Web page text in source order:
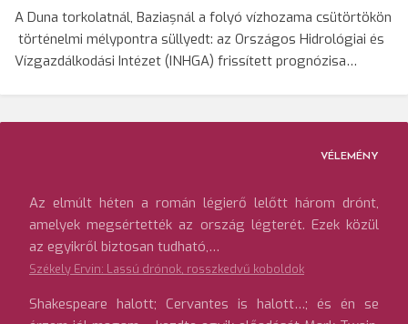
A Duna torkolatnál, Baziașnál a folyó vízhozama csütörtökön
történelmi mélypontra süllyedt: az Országos Hidrológiai és
Vízgazdálkodási Intézet (INHGA) frissített prognózisa…
VÉLEMÉNY
Az elmúlt héten a román légierő lelőtt három drónt,
amelyek megsértették az ország légterét. Ezek közül
az egyikről biztosan tudható,…
Székely Ervin: Lassú drónok, rosszkedvű koboldok
Shakespeare halott; Cervantes is halott…; és én se